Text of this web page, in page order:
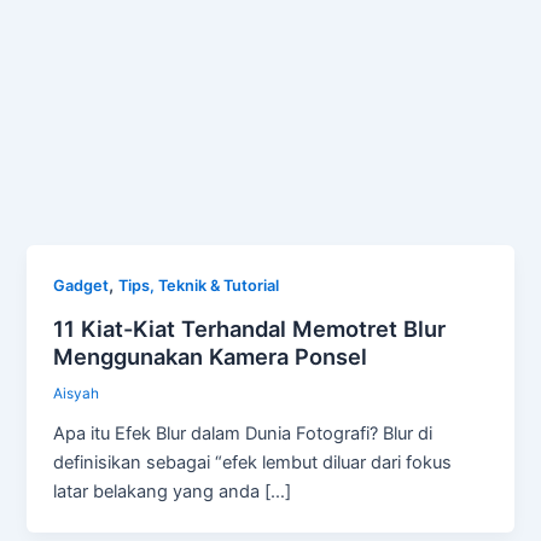
Gadget,Tips, Teknik & Tutorial
11 Kiat-Kiat Terhandal Memotret Blur
Menggunakan Kamera Ponsel
Aisyah
Apa itu Efek Blur dalam Dunia Fotografi? Blur di
definisikan sebagai “efek lembut diluar dari fokus
latar belakang yang anda […]